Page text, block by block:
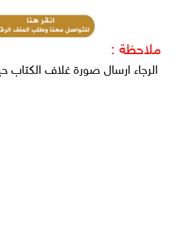
ملاحظة :
الرجاء ارسال صورة غلاف الكتاب